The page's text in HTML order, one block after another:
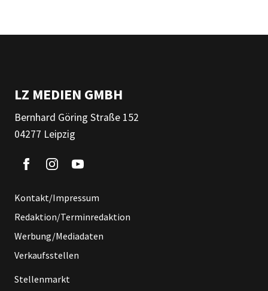
LZ MEDIEN GMBH
Bernhard Göring Straße 152
04277 Leipzig
Kontakt/Impressum
Redaktion/Terminredaktion
Werbung/Mediadaten
Verkaufsstellen
Stellenmarkt